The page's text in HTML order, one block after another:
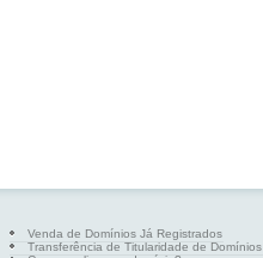
Venda de Domínios Já Registrados
Transferência de Titularidade de Domínios